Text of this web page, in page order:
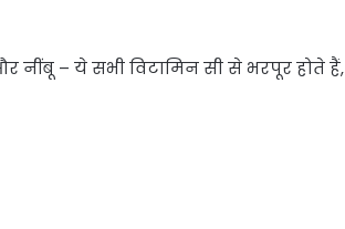
नींबू – ये सभी विटामिन सी से भरपूर होते हैं,